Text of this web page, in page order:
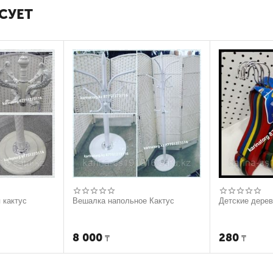
Вешалка напольное Кактус
8 000 ₸
Детские
280 ₸